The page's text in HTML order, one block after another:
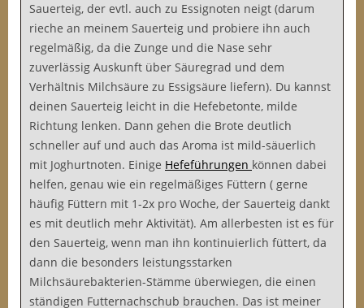
Sauerteig, der evtl. auch zu Essignoten neigt (darum
rieche an meinem Sauerteig und probiere ihn auch
regelmäßig, da die Zunge und die Nase sehr
zuverlässig Auskunft über Säuregrad und dem
Verhältnis Milchsäure zu Essigsäure liefern). Du kannst
deinen Sauerteig leicht in die Hefebetonte, milde
Richtung lenken. Dann gehen die Brote deutlich
schneller auf und auch das Aroma ist mild-säuerlich
mit Joghurtnoten. Einige Hefeführungen können dabei
helfen, genau wie ein regelmäßiges Füttern ( gerne
häufig Füttern mit 1-2x pro Woche, der Sauerteig dankt
es mit deutlich mehr Aktivität). Am allerbesten ist es für
den Sauerteig, wenn man ihn kontinuierlich füttert, da
dann die besonders leistungsstarken
Milchsäurebakterien-Stämme überwiegen, die einen
ständigen Futternachschub brauchen. Das ist meiner